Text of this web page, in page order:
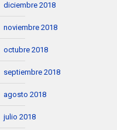
diciembre 2018
noviembre 2018
octubre 2018
septiembre 2018
agosto 2018
julio 2018